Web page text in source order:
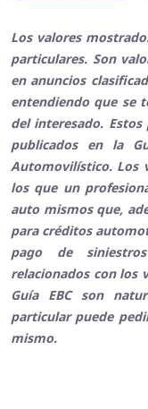
Los valores
particulares. Son
en anuncios
entendiendo que se
del interesado.
publicados en la
Automovilístico. Los
los que un
auto mismos que,
para créditos
pago de
relacionados con los
Guía EBC son
particular puede
mismo.